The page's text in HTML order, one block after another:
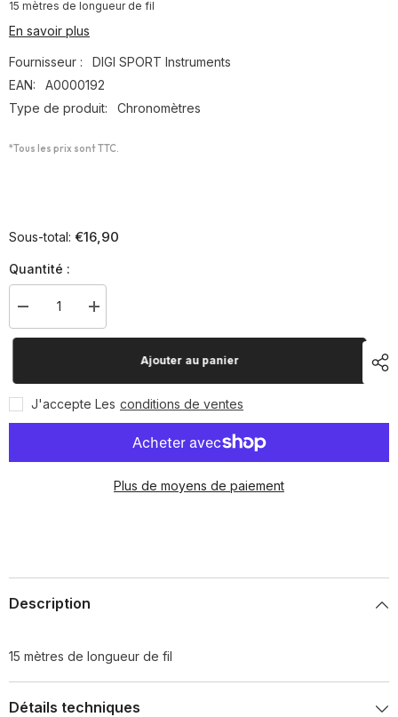
15 mètres de longueur de fil
En savoir plus
Fournisseur :
DIGI SPORT Instruments
EAN:
A0000192
Type de produit:
Chronomètres
*Tous les prix sont TTC.
Sous-total: €16,90
Quantité :
Diminuer
la
quantité
de
départ
avec
fil
Augmenter
la
quantité
de
départ
avec
fil
Ajouter au panier
J'accepte Les conditions de ventes
Plus de moyens de paiement
Description
15 mètres de longueur de fil
Détails techniques